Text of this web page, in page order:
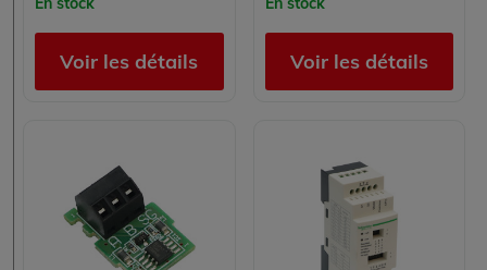
Voir les détails Voir les détails